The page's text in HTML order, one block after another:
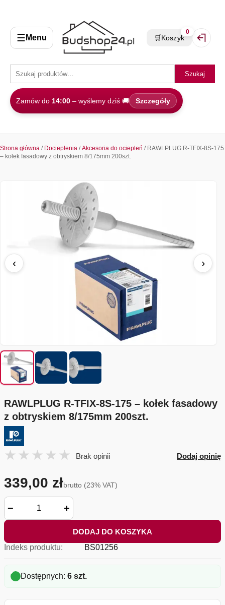
☰ Menu
Szukaj
Zamów do 14:00 – wyślemy dziś 🚚 Szczegóły
🛒Koszyk
0
Strona główna / Docieplenia /Akcesoria do ociepleń / RAWLPLUG R-TFIX-8S-175
– kołek fasadowy z obtryskiem 8/175mm 200szt.
‹ ›
RAWLPLUG R-TFIX-8S-175 – kołek fasadowy
z obtryskiem 8/175mm 200szt.
Brak opinii Dodaj opinię
339,00 złbrutto (23% VAT)
− +
DODAJ DO KOSZYKA
Indeks produktu:
BS01256
Dostępnych: 6 szt.